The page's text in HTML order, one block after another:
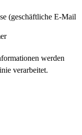
(geschäftliche E-Mail
werden
verarbeitet.